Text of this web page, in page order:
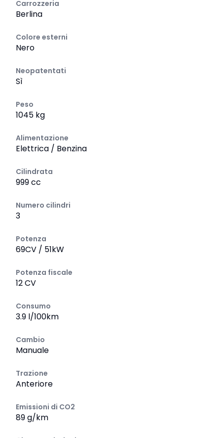
Carrozzeria
Berlina
Colore esterni
Nero
Neopatentati
Sì
Peso
1045 kg
Alimentazione
Elettrica / Benzina
Cilindrata
999 cc
Numero cilindri
3
Potenza
69CV / 51kW
Potenza fiscale
12 CV
Consumo
3.9 l/100km
Cambio
Manuale
Trazione
Anteriore
Emissioni di CO2
89 g/km